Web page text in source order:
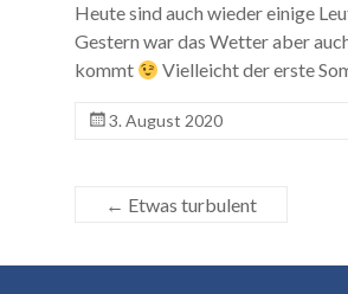
Heute sind auch wieder einige
Gestern war das Wetter aber
kommt
Vielleicht der erste
3. August 2020
← Etwas turbulent